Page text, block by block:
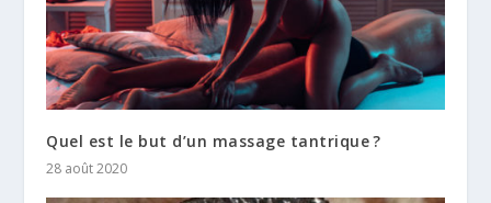
Quel est le but d’un massage tantrique ?
28 août 2020